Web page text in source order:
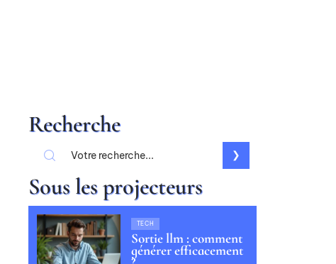
Recherche
Sous les projecteurs
TECH
Sortie llm : comment
générer efficacement